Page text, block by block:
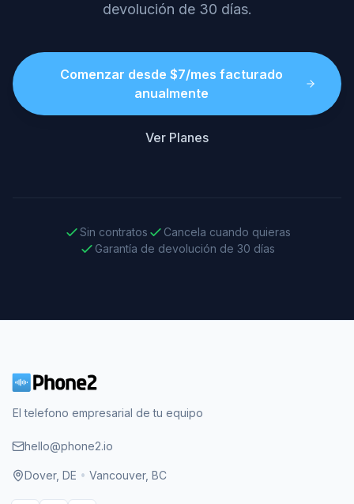
devolución de 30 días.
Comenzar desde $7/mes facturado
anualmente
Ver Planes
Sin contratos
Cancela cuando quieras
Garantía de devolución de 30 días
El telefono empresarial de tu equipo
hello@phone2.io
Dover, DE • Vancouver, BC